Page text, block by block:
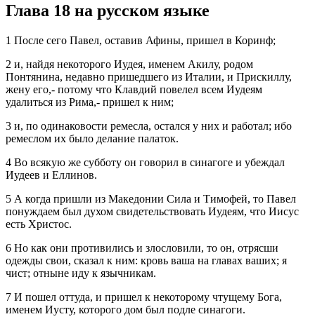
Глава 18 на русском языке
1 После сего Павел, оставив Афины, пришел в Коринф;
2 и, найдя некоторого Иудея, именем Акилу, родом
Понтянина, недавно пришедшего из Италии, и Прискиллу,
жену его,- потому что Клавдий повелел всем Иудеям
удалиться из Рима,- пришел к ним;
3 и, по одинаковости ремесла, остался у них и работал; ибо
ремеслом их было делание палаток.
4 Во всякую же субботу он говорил в синагоге и убеждал
Иудеев и Еллинов.
5 А когда пришли из Македонии Сила и Тимофей, то Павел
понуждаем был духом свидетельствовать Иудеям, что Иисус
есть Христос.
6 Но как они противились и злословили, то он, отрясши
одежды свои, сказал к ним: кровь ваша на главах ваших; я
чист; отныне иду к язычникам.
7 И пошел оттуда, и пришел к некоторому чтущему Бога,
именем Иусту, которого дом был подле синагоги.